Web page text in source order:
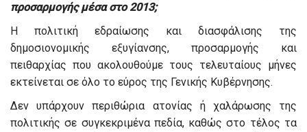
προσαρμογής μέσα στο 2013;
Η πολιτική εδραίωσης και διασφάλισης της
δημοσιονομικής εξυγίανσης, προσαρμογής και
πειθαρχίας που ακολουθούμε τους τελευταίους μήνες
εκτείνεται σε όλο το εύρος της Γενικής Κυβέρνησης.
Δεν υπάρχουν περιθώρια ατονίας ή χαλάρωσης της
πολιτικής σε συγκεκριμένα πεδία, καθώς στο τέλος τα